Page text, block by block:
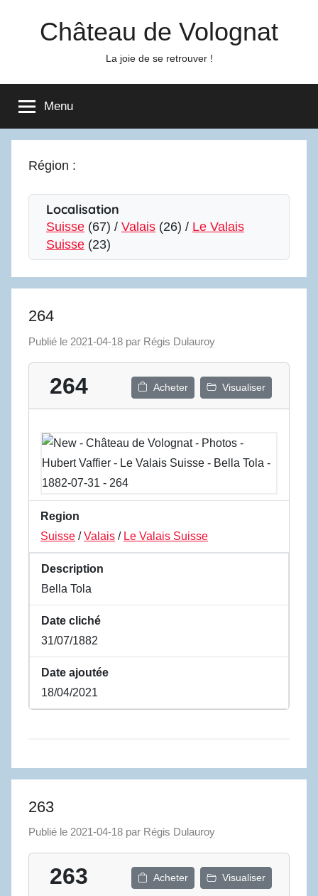
Château de Volognat
La joie de se retrouver !
Menu
Région :
Localisation
Suisse (67) / Valais (26) / Le Valais
Suisse (23)
264
Publié le 2021-04-18 par Régis Dulauroy
264 Acheter Visualiser
Region
Suisse /Valais / Le Valais Suisse
Description
Bella Tola
Date cliché
31/07/1882
Date ajoutée
18/04/2021
263
Publié le 2021-04-18 par Régis Dulauroy
263 Acheter Visualiser